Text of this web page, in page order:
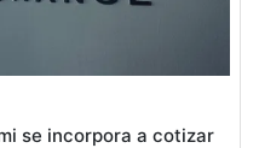
se incorpora a cotizar